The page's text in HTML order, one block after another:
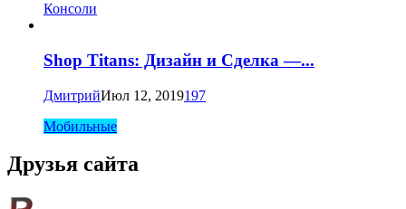
Консоли
Shop Titans: Дизайн и Сделка —...
ДмитрийИюл 12, 2019197
Мобильные
Друзья сайта